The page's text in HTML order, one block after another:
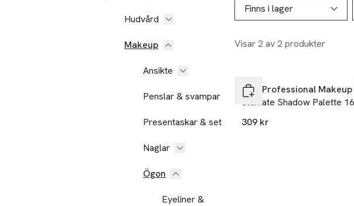
Hudvård
Makeup
Ansikte
Penslar & svampar
Presentaskar & set
Naglar
Ögon
Eyeliner &
Finns i lager
Visar 2 av 2 produkter
NYX Professional Makeup
Ultimate Shadow Palette
309 kr